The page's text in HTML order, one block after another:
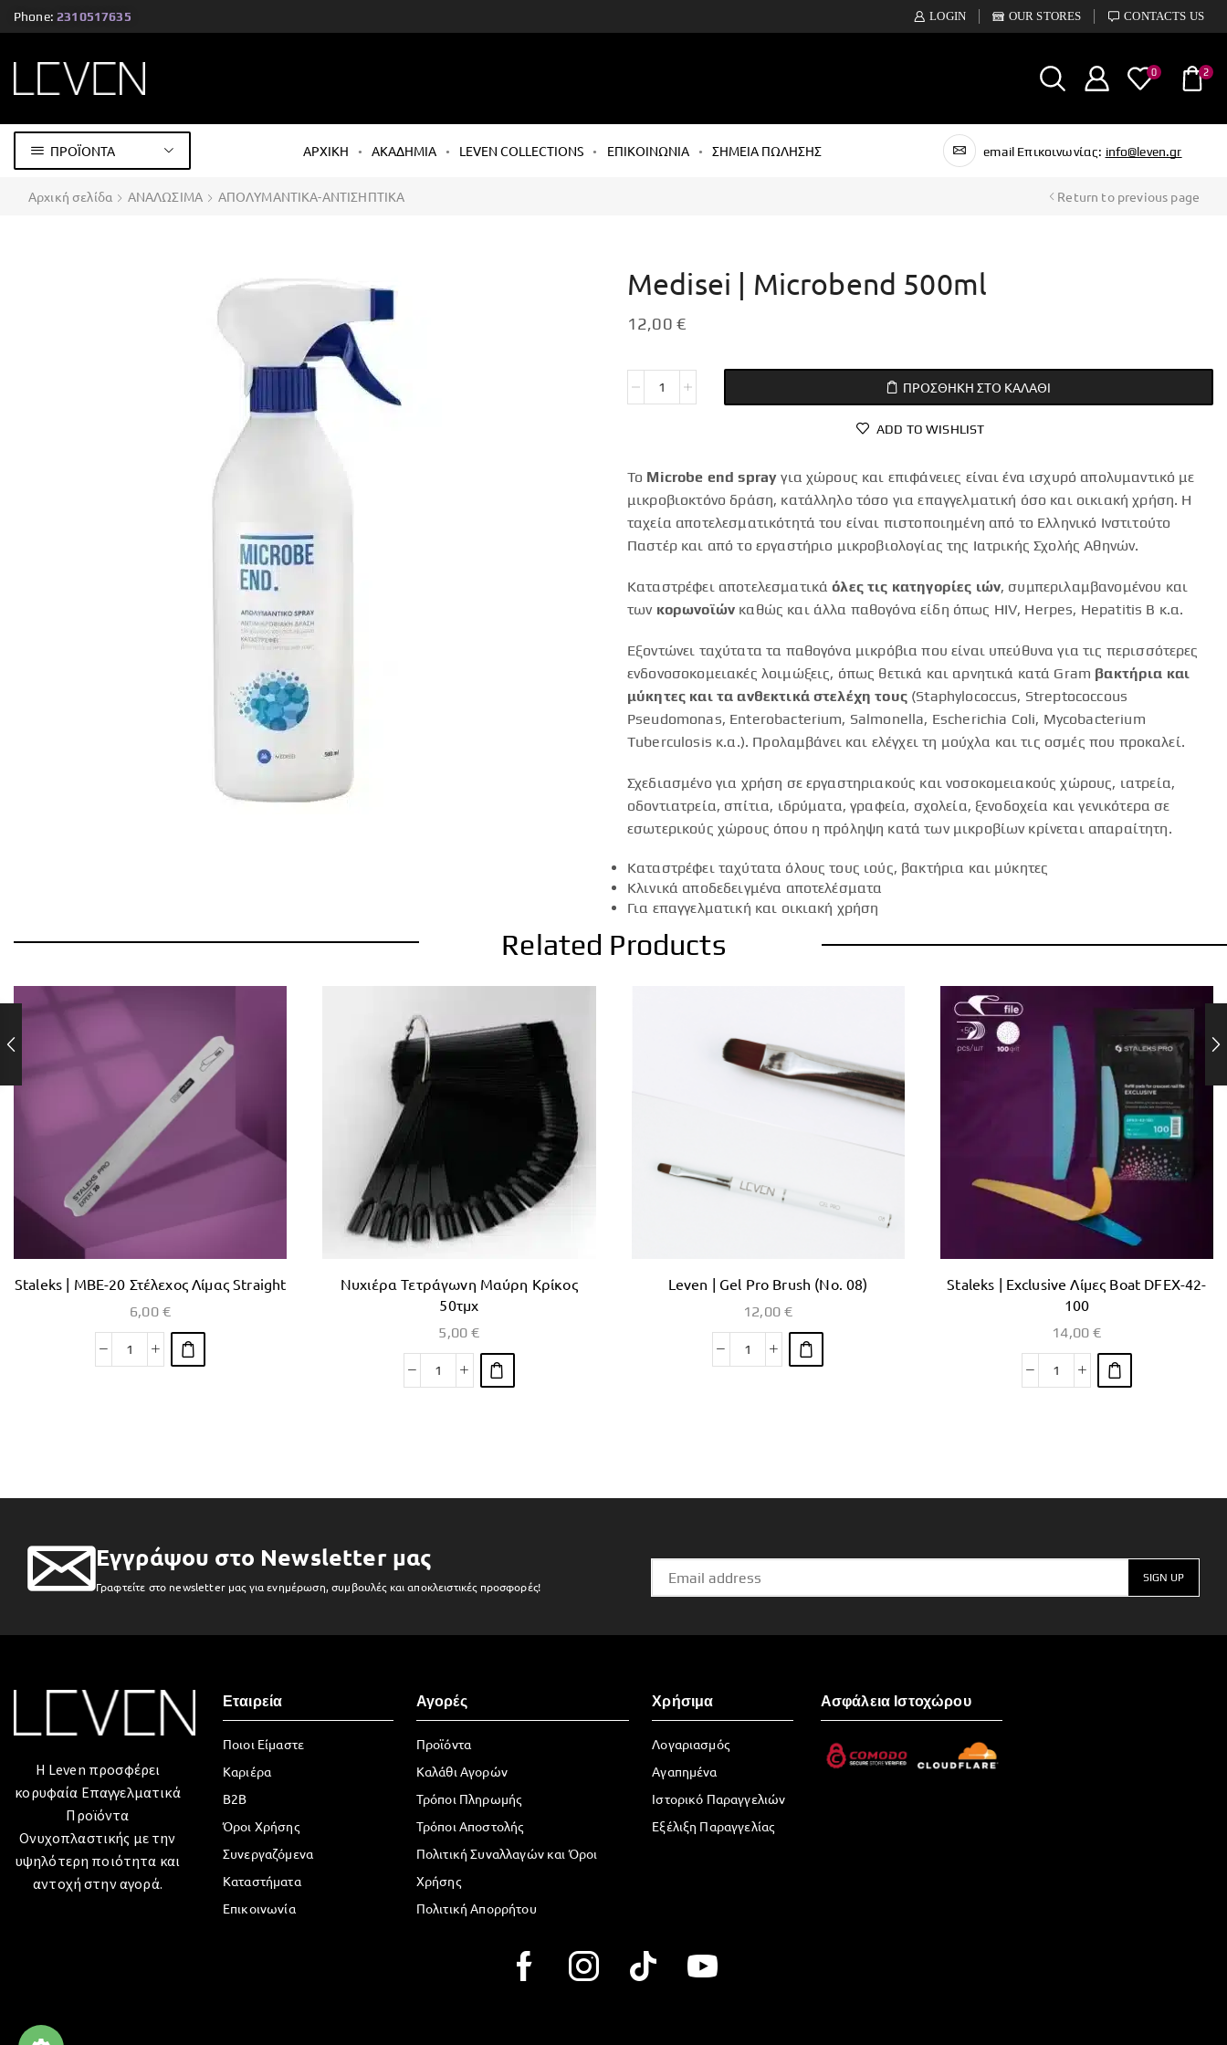
Phone: 2310517635 LOGIN OUR STORES CONTACTS US
0 2
ΠΡΟΪΟΝΤΑ ΑΡΧΙΚΗ ΑΚΑΔΗΜΙΑ LEVEN COLLECTIONS ΕΠΙΚΟΙΝΩΝΙΑ ΣΗΜΕΙΑ ΠΩΛΗΣΗΣ email Επικοινωνίας: info@leven.gr
Αρχική σελίδα ΑΝΑΛΩΣΙΜΑ ΑΠΟΛΥΜΑΝΤΙΚΑ-ΑΝΤΙΣΗΠΤΙΚΑ Return to previous page
Medisei | Microbend 500ml
12,00 €
ΠΡΟΣΘΉΚΗ ΣΤΟ ΚΑΛΆΘΙ
ADD TO WISHLIST
Το Microbe end spray για χώρους και επιφάνειες είναι ένα ισχυρό απολυμαντικό με
μικροβιοκτόνο δράση, κατάλληλο τόσο για επαγγελματική όσο και οικιακή χρήση. Η
ταχεία αποτελεσματικότητά του είναι πιστοποιημένη από το Ελληνικό Ινστιτούτο
Παστέρ και από το εργαστήριο μικροβιολογίας της Ιατρικής Σχολής Αθηνών.
Καταστρέφει αποτελεσματικάόλες τις κατηγορίες ιών, συμπεριλαμβανομένου και
των κορωνοϊών καθώς και άλλα παθογόνα είδη όπως HIV, Herpes, Hepatitis B κ.α.
Εξοντώνει ταχύτατα τα παθογόνα μικρόβια που είναι υπεύθυνα για τις περισσότερες
ενδονοσοκομειακές λοιμώξεις, όπως θετικά και αρνητικά κατά Gram βακτήρια και
μύκητες και τα ανθεκτικά στελέχη τους(Staphylococcus, Streptococcous
Pseudomonas, Enterobacterium, Salmonella, Escherichia Coli, Mycobacterium
Tuberculosis κ.α.). Προλαμβάνει και ελέγχει τη μούχλα και τις οσμές που προκαλεί.
Σχεδιασμένο για χρήση σε εργαστηριακούς και νοσοκομειακούς χώρους, ιατρεία,
οδοντιατρεία, σπίτια, ιδρύματα, γραφεία, σχολεία, ξενοδοχεία και γενικότερα σε
εσωτερικούς χώρους όπου η πρόληψη κατά των μικροβίων κρίνεται απαραίτητη.
Καταστρέφει ταχύτατα όλους τους ιούς, βακτήρια και μύκητες
Κλινικά αποδεδειγμένα αποτελέσματα
Για επαγγελματική και οικιακή χρήση
Related Products
Staleks | MBE-20 Στέλεχος Λίμας Straight
6,00 €
Νυχιέρα Τετράγωνη Μαύρη Κρίκος
50τμχ
5,00€
Leven | Gel Pro Brush (No. 08)
12,00€
Staleks | Exclusive Λίμες Boat DFEX-42-
100
14,00€
Εγγράψου στο Newsletter μας
Γραφτείτε στο newsletter μας για ενημέρωση, συμβουλές και αποκλειστικές προσφορές!
Η Leven προσφέρει
κορυφαία Επαγγελματικά
Προϊόντα
Ονυχοπλαστικής με την
υψηλότερη ποιότητα και
αντοχή στην αγορά.
Εταιρεία
Ποιοι Είμαστε
Καριέρα
B2B
Όροι Χρήσης
Συνεργαζόμενα
Καταστήματα
Επικοινωνία
Αγορές
Προϊόντα
Καλάθι Αγορών
Τρόποι Πληρωμής
Τρόποι Αποστολής
Πολιτική Συναλλαγών και Όροι
Χρήσης
Πολιτική Απορρήτου
Χρήσιμα
Λογαριασμός
Αγαπημένα
Ιστορικό Παραγγελιών
Εξέλιξη Παραγγελίας
Ασφάλεια Ιστοχώρου